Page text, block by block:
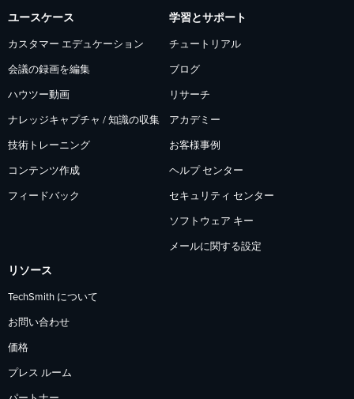
ー ー ー
ユースケース
カスタマー エデュケーション
会議の録画を編集
ハウツー動画
ナレッジキャプチャ / 知識の収集
技術トレーニング
コンテンツ作成
フィードバック
学習とサポート
チュートリアル
ブログ
リサーチ
アカデミー
お客様事例
ヘルプ センター
セキュリティ センター
ソフトウェア キー
メールに関する設定
リソース
TechSmith について
お問い合わせ
価格
プレス ルーム